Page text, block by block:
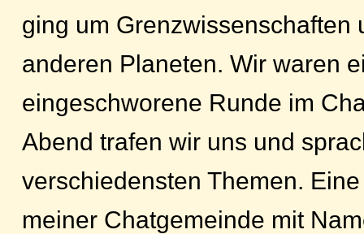
ging um Grenzwissenschaften
anderen Planeten. Wir waren
eingeschworene Runde im
Abend trafen wir uns und
verschiedensten Themen.
meiner Chatgemeinde mit